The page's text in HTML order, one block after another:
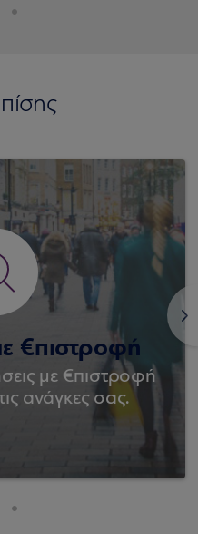
€πιστροφή
με €πιστροφή
ανάγκες σας.
>